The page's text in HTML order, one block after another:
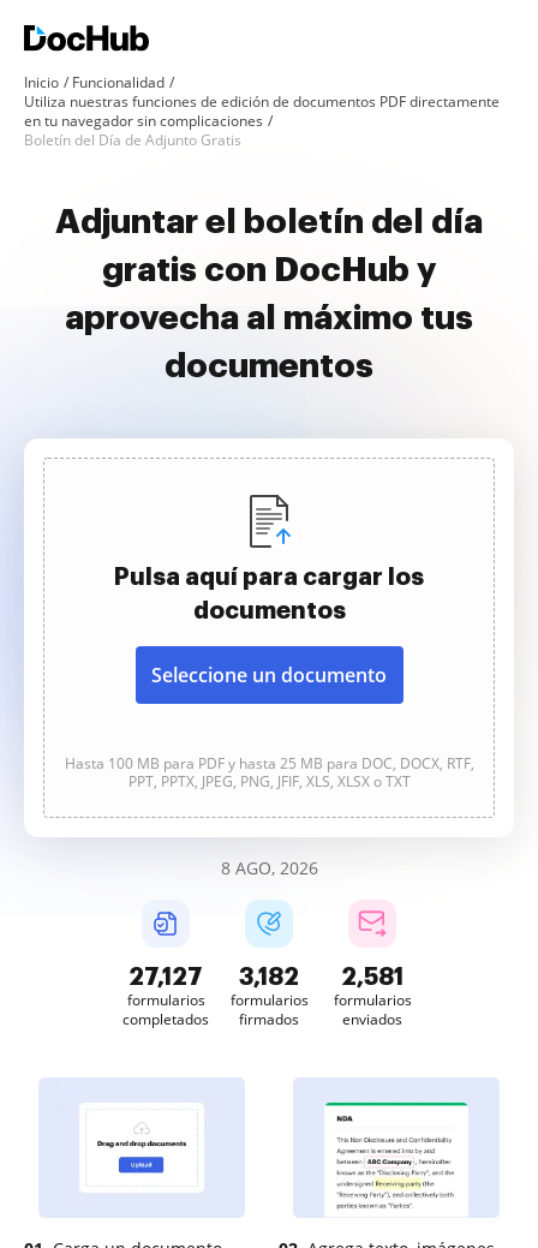
Inicio
Funcionalidad
Utiliza nuestras funciones de edición de documentos PDF directamente
en tu navegador sin complicaciones
Boletín del Día de Adjunto Gratis
Adjuntar el boletín del día
gratis con DocHub y
aprovecha al máximo tus
documentos
Pulsa aquí para cargar los
documentos
Seleccione un documento
Hasta 100 MB para PDF y hasta 25 MB para DOC, DOCX, RTF,
PPT, PPTX, JPEG, PNG, JFIF, XLS, XLSX o TXT
8 AGO, 2026
27,127
formularios
completados
3,182
formularios
firmados
2,582
formularios
enviados